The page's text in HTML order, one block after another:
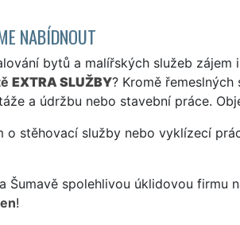
NABÍDNOUT
bytů a malířských služeb zájem
EXTRA SLUŽBY? Kromě
a údržbu nebo stavební práce.
o stěhovací služby nebo vyklízecí
Šumavě spolehlivou úklidovou firmu
!